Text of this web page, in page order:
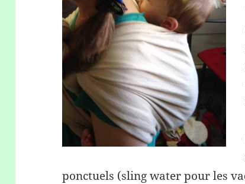
ponctuels (sling water pour les